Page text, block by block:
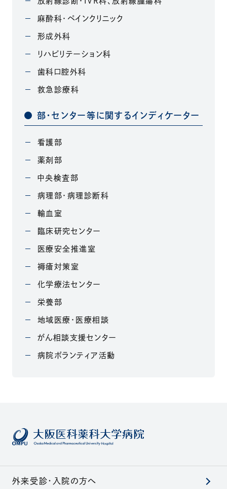
麻酔科・ペインクリニック
形成外科
リハビリテーション科
歯科口腔外科
救急診療科
部・センター等に関するインディケーター
看護部
薬剤部
中央検査部
病理部・病理診断科
輸血室
臨床研究センター
医療安全推進室
褥瘡対策室
化学療法センター
栄養部
地域医療・医療相談
がん相談支援センター
病院ボランティア活動
外来受診・入院の方へ